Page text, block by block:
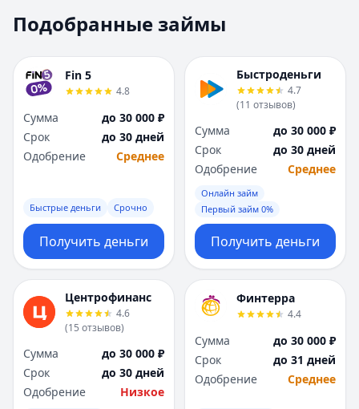
Набережные Челны
Нижний Новгород
Новокузнецк
Новосибирск
Оренбург
П
Пенза
Пермь
Р
Ростов-на-Дону
Рязань
С
Самара
Санкт-Петербург
Саратов
Севастополь
Набережные
Нижний Новгород
Новокузнецк
Новосибирск
Оренбург
П
Пенза
Пермь
Р
Ростов-на-Дону
Рязань
С
Самара
Санкт-Петербург
Саратов
Севастополь
Подобранные займы
Fin 5
4.8
Сумма
до 30 000 ₽
Срок
до 30 дней
Одобрение
Среднее
Быстрые деньги Срочно
Получить деньги
Быстроденьги
4.7
(11 отзывов)
Сумма
до 30 000 ₽
Срок
до 30 дней
Одобрение
Среднее
Онлайн займ
Первый займ 0%
Получить деньги
Центрофинанс
4.6
(15 отзывов)
Сумма
до 30 000 ₽
Срок
до 30 дней
Одобрение
Низкое
Финтерра
4.4
Сумма
до 30 000 ₽
Срок
до 31 дней
Одобрение
Среднее